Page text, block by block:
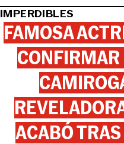
IMPERDIBLES
FAMOSA
ACABÓ TRAS